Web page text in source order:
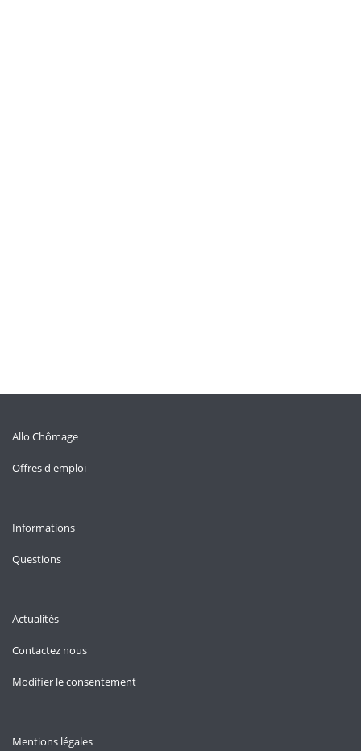
Allo Chômage
Offres d'emploi
Informations
Questions
Actualités
Contactez nous
Modifier le consentement
Mentions légales